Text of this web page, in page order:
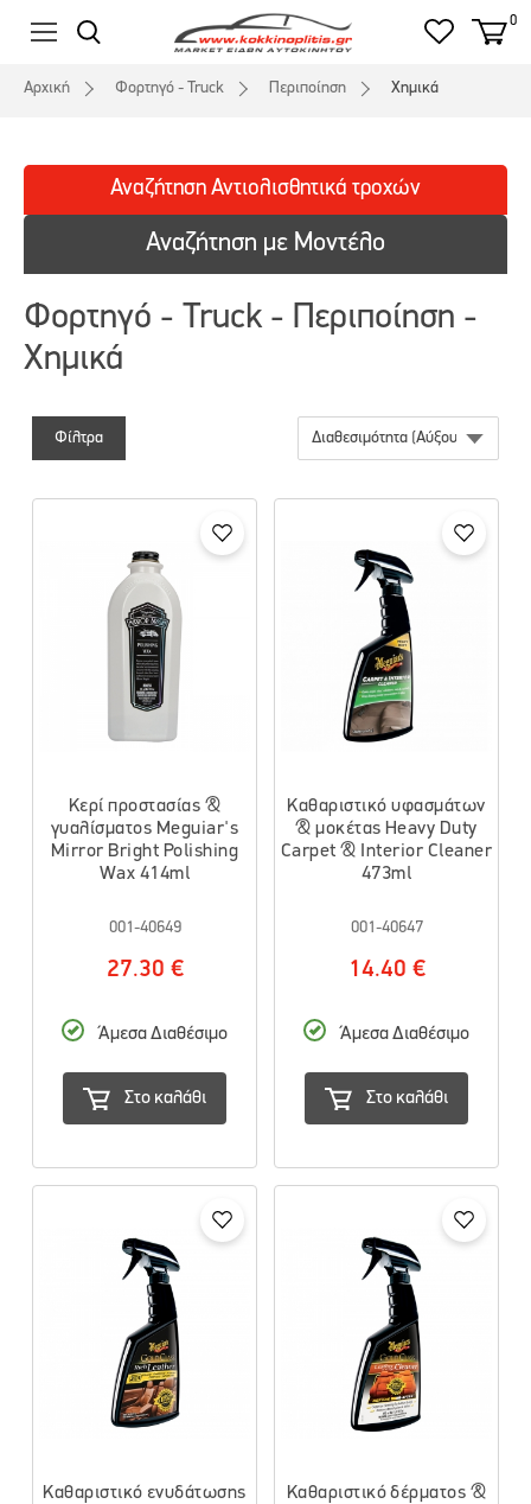
0
Αρχική Φορτηγό - Truck Περιποίηση Χημικά
Αναζήτηση με Μοντέλο
Αναζήτηση Αντιολισθητικά τροχών
Φορτηγό - Truck - Περιποίηση -
Χημικά
Φίλτρα
Κερί προστασίας &
γυαλίσματος Meguiar's
Mirror Bright Polishing
Wax 414ml
001-40649
27.30 €
Άμεσα Διαθέσιμο
Στο καλάθι
Καθαριστικό υφασμάτων
& μοκέτας Heavy Duty
Carpet & Interior Cleaner
473ml
001-40647
14.40 €
Άμεσα Διαθέσιμο
Στο καλάθι
Καθαριστικό ενυδάτωσης
Καθαριστικό δέρματος &